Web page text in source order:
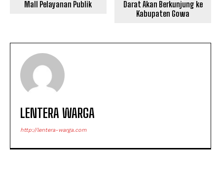
Mall Pelayanan Publik
Darat Akan Berkunjung ke
Kabupaten Gowa
LENTERA WARGA
http://lentera-warga.com